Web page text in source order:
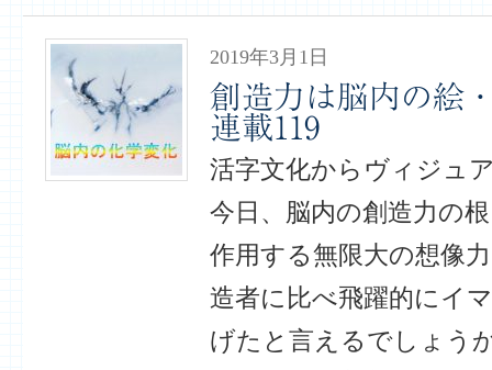
2019年3月1日
創造力は脳内の絵
連載119
活字文化からヴィジュ
今日、脳内の創造力の
作用する無限大の想像
造者に比べ飛躍的にイ
げたと言えるでしょう